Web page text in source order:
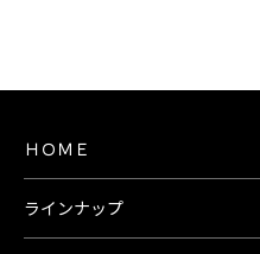
ＨＯＭＥ
ラインナップ